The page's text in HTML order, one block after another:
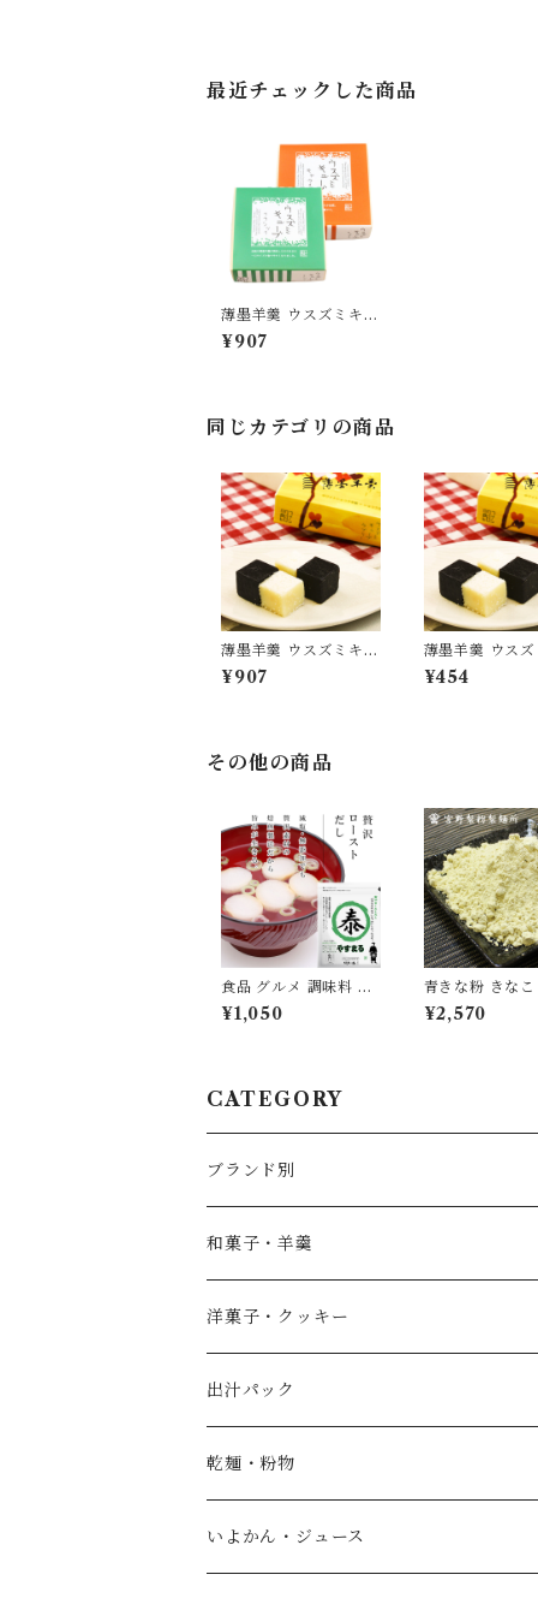
最近チェックした商品
薄墨羊羹 ウスズミキュ
ーブ クラシック キャ
ラメル 各1箱 [yokan-
¥907
同じカテゴリの商品
薄墨羊羹 ウスズミキュ
ーブ ラブリー 2箱 バ
レンタインデー ホワイ
¥907
薄墨羊羹 ウス
ーブ ラブリー 1
ンタインデー
¥454
その他の商品
食品 グルメ 調味料 減
塩 無添加 だし 出汁 パ
ック 20包入り 贅沢 ロ
¥1,050
青きな粉 きな
5袋 国産 無添加
自家製粉 食品
¥2,570
CATEGORY
ブランド別
薄墨羊羹
やすまるだし
宮野製粉製麺所
IoLy
和泉農園
和菓子・羊羹
こざくら
どら焼き
ウスズミキューブ
薄墨羊羹小棹
洋菓子・クッキー
出汁パック
乾麺・粉物
いよかん・ジュース